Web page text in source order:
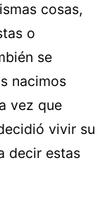
cosas,
o
se
nacimos
vez que
vivir su
decir estas